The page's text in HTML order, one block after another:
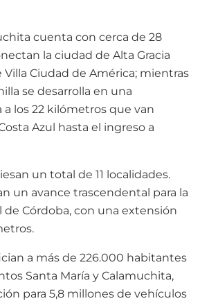
cuenta con cerca de 28
la ciudad de Alta Gracia
Villa Ciudad de América; mientras
se desarrolla en una
los 22 kilómetros que van
Azul hasta el ingreso a
un total de 11 localidades.
un avance trascendental para la
de Córdoba, con una extensión
a más de 226.000 habitantes
Santa María y Calamuchita,
para 5,8 millones de vehículos